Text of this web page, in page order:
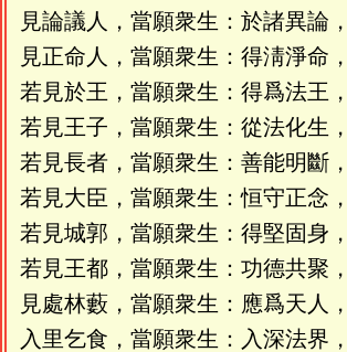
見論議人，當願衆生：於諸異論
見正命人，當願衆生：得淸淨命
若見於王，當願衆生：得爲法王
若見王子，當願衆生：從法化生
若見長者，當願衆生：善能明斷
若見大臣，當願衆生：恒守正念
若見城郭，當願衆生：得堅固身
若見王都，當願衆生：功德共聚
見處林藪，當願衆生：應爲天人
入里乞食，當願衆生：入深法界